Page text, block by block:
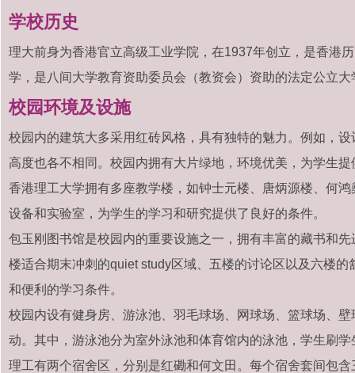
学校历史
理大前身为香港官立高级工业学院，在1937年创立，是香港
学，是八间大学教育资助委员会（教资会）资助的法定公立大
校园环境及设施
校园内的建筑大多采用红砖风格，具有独特的魅力。例如，
高度也各不相同。校园内拥有大片绿地，环境优美，为学生
香港理工大学拥有多座教学楼，如钟士元楼、唐炳源楼、何
设备和实验室，为学生的学习和研究提供了良好的条件。
包玉刚图书馆是校园内的重要设施之一，拥有丰富的藏书和
楼适合期末冲刺的quiet study区域、五楼的讨论区以及六楼
和便利的学习条件。
校园内设有健身房、游泳池、羽毛球场、网球场、篮球场、
动。其中，游泳池分为室外泳池和体育馆内的泳池，学生刷
理工有两个宿舍区，分别是红磡和何文田。每个宿舍套间包